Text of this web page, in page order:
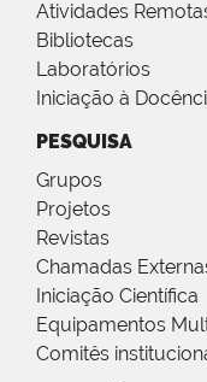
Atividades
Bibliotecas
Laboratórios
Iniciação à
PESQUISA
Grupos
Projetos
Revistas
Chamadas
Iniciação Científica
Equipamentos
Comitês